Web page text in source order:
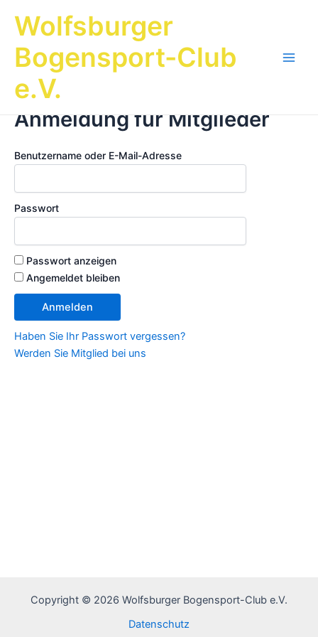
InhaltWolfsburger
Bogensport-Club
e.V.
Anmeldung für Mitglieder
Benutzername oder E-Mail-Adresse
Passwort
Passwort anzeigen
Angemeldet bleiben
Haben Sie Ihr Passwort vergessen?
Werden Sie Mitglied bei uns
Copyright © 2026 Wolfsburger Bogensport-Club e.V.
Datenschutz